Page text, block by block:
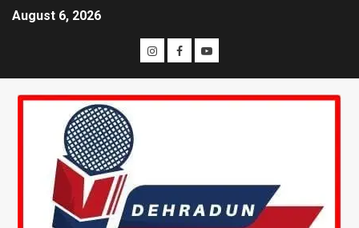
August 6, 2026